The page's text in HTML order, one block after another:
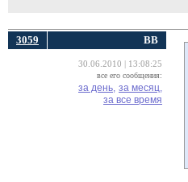
3059 ВВ
30.06.2010 | 13:08:25
все его сообщения:
за день, за месяц,
за все время